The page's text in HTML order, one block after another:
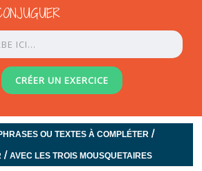
CRÉER UN EXERCICE
OU TEXTES À COMPLÉTER /
/AVEC LES TROIS MOUSQUETAIRES